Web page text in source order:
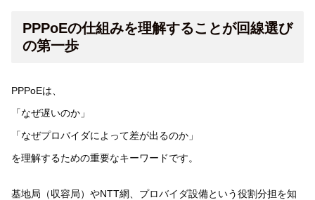
PPPoEの仕組みを理解することが回線選び
の第一歩
PPPoEは、
「なぜ遅いのか」
「なぜプロバイダによって差が出るのか」
を理解するための重要なキーワードです。
基地局（収容局）やNTT網、プロバイダ設備という役割分担を知